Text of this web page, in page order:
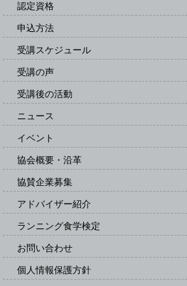
認定資格
申込方法
受講スケジュール
受講の声
受講後の活動
ニュース
イベント
協会概要・沿革
協賛企業募集
アドバイザー紹介
ランニング食学検定
お問い合わせ
個人情報保護方針